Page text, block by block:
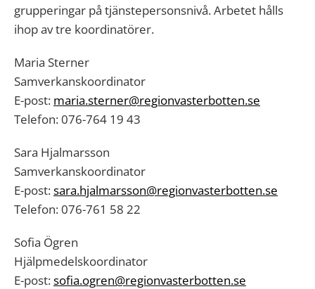
grupperingar på tjänstepersonsnivå. Arbetet hålls
ihop av tre koordinatörer.
Maria Sterner
Samverkanskoordinator
E-post: maria.sterner@regionvasterbotten.se
Telefon: 076-764 19 43
Sara Hjalmarsson
Samverkanskoordinator
E-post:sara.hjalmarsson@regionvasterbotten.se
Telefon: 076-761 58 22
Sofia Ögren
Hjälpmedelskoordinator
E-post:sofia.ogren@regionvasterbotten.se